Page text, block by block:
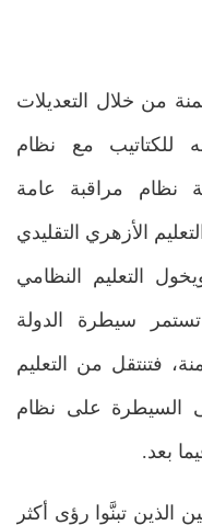
من خلال التعديلات
للكتاتيب مع نظام
نظام مراقبة عامة
الأزهري التقليدي
التعليم النظامي
سيطرة الدولة
فتنتقل من التعليم
السيطرة على نظام
بعد.
الذين تبنَّوا رؤى أكثر